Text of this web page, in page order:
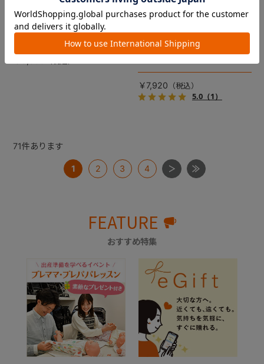
裏面は接触冷感生地で暑い季
節も快適！ペットカートをお
しゃれに・かわいく・かっこ
フォートクッション スライム
【コムペット ペットカート
用】
愛車の目印に！ふわふわ生地
あごのせクッション。
￥7,920
5.0（1）
71件あります
1 2 3 4
FEATURE
おすすめ特集